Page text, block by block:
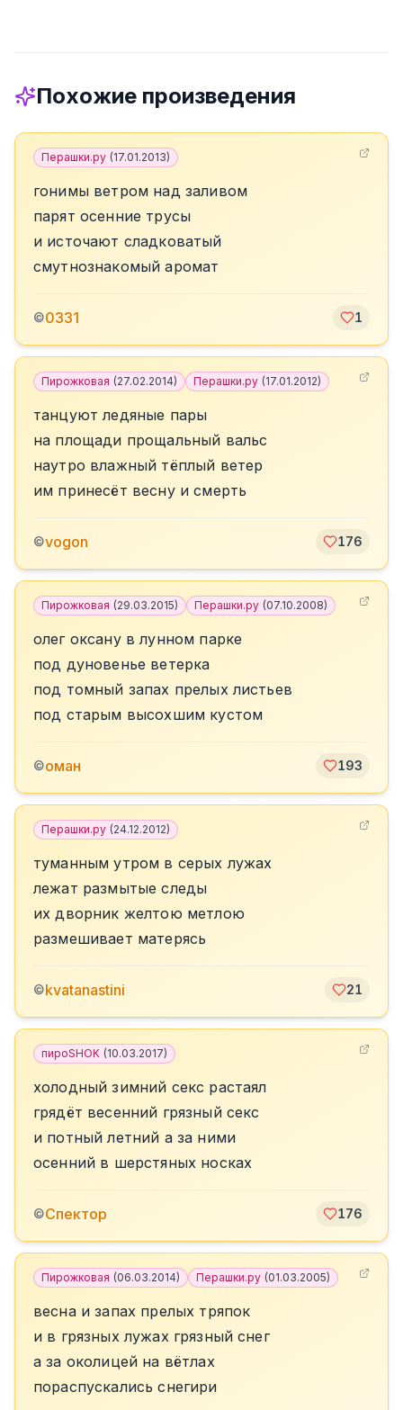
Похожие произведения
Перашки.ру (17.01.2013)
гонимы ветром над заливом
парят осенние трусы
и источают сладковатый
смутнознакомый аромат
©0331 1
Пирожковая (27.02.2014) Перашки.ру (17.01.2012)
танцуют ледяные пары
на площади прощальный вальс
наутро влажный тёплый ветер
им принесёт весну и смерть
©vogon 176
Пирожковая (29.03.2015) Перашки.ру (07.10.2008)
олег оксану в лунном парке
под дуновенье ветерка
под томный запах прелых листьев
под старым высохшим кустом
©оман 193
Перашки.ру (24.12.2012)
туманным утром в серых лужах
лежат размытые следы
их дворник желтою метлою
размешивает матерясь
©kvatanastini 21
пироSHOK (10.03.2017)
холодный зимний секс растаял
грядёт весенний грязный секс
и потный летний а за ними
осенний в шерстяных носках
©Спектор 176
Пирожковая (06.03.2014) Перашки.ру (01.03.2005)
весна и запах прелых тряпок
и в грязных лужах грязный снег
а за околицей на вётлах
пораспускались снегири